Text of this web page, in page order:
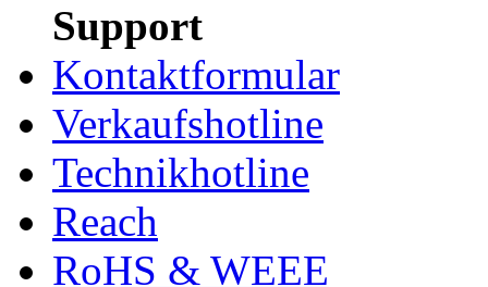
Support
Kontaktformular
Verkaufshotline
Technikhotline
Reach
RoHS & WEEE